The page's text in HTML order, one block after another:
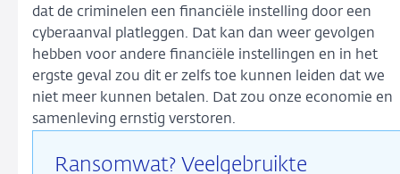
dat de criminelen een financiële instelling door een
cyberaanval platleggen. Dat kan dan weer gevolgen
hebben voor andere financiële instellingen en in het
ergste geval zou dit er zelfs toe kunnen leiden dat we
niet meer kunnen betalen. Dat zou onze economie en
samenleving ernstig verstoren.
Ransomwat? Veelgebruikte